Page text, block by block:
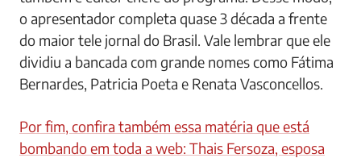
o apresentador completa quase 3 década a frente
do maior tele jornal do Brasil. Vale lembrar que ele
dividiu a bancada com grande nomes como Fátima
Bernardes, Patricia Poeta e Renata Vasconcellos.
Por fim, confira também essa matéria que está
bombando em toda a web: Thais Fersoza, esposa